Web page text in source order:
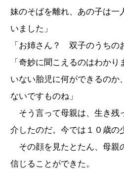
妹のそばを離れ、あの子は一
いました」
「お姉さん？ 双子のうちの
「奇妙に聞こえるのはわか
いない胎児に何ができるのか
ないですものね」
そう言って母親は、生き残
介したのだ。今では１０歳の
その顔を見たとたん、母親
信じることができた。